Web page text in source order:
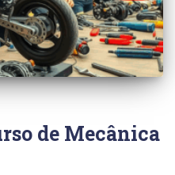
de Mecânica